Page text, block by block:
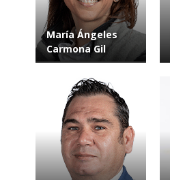
María Ángeles
Carmona Gil